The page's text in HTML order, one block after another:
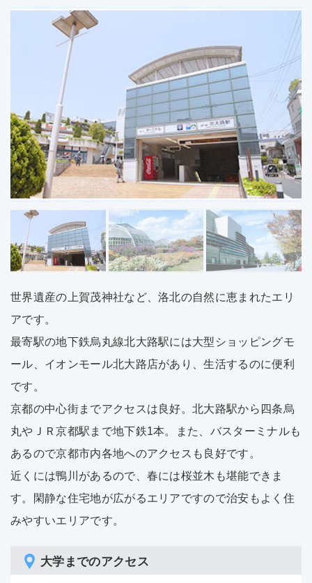
世界遺産の上賀茂神社など、洛北の自然に恵まれたエリ
アです。
最寄駅の地下鉄烏丸線北大路駅には大型ショッピングモ
ール、イオンモール北大路店があり、生活するのに便利
です。
京都の中心街までアクセスは良好。北大路駅から四条烏
丸やＪＲ京都駅まで地下鉄1本。また、バスターミナルも
あるので京都市内各地へのアクセスも良好です。
近くには鴨川があるので、春には桜並木も堪能できま
す。閑静な住宅地が広がるエリアですので治安もよく住
みやすいエリアです。
大学までのアクセス